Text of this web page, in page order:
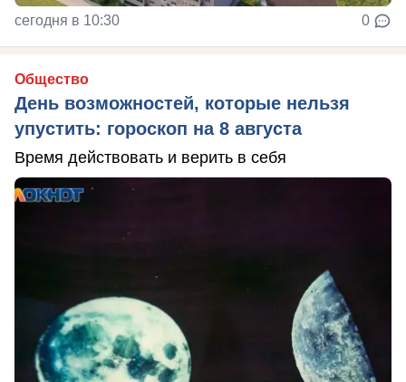
сегодня в 10:30 0
Общество
День возможностей, которые нельзя
упустить: гороскоп на 8 августа
Время действовать и верить в себя